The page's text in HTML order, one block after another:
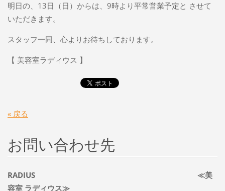
明日の、13日（日）からは、9時より平常営業予定と させて
いただきます。
スタッフ一同、心よりお待ちしております。
【 美容室ラディウス 】
« 戻る
お問い合わせ先
RADIUS ≪美
容室 ラディウス≫